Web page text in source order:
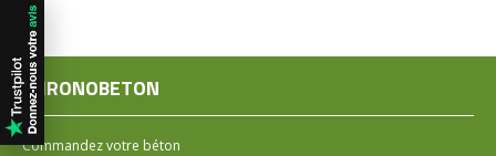
CHRONOBETON
Commandez votre béton